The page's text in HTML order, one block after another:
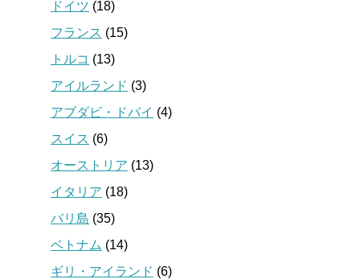
ドイツ (18)
フランス (15)
トルコ (13)
アイルランド (3)
アブダビ・ドバイ (4)
スイス (6)
オーストリア (13)
イタリア (18)
バリ島 (35)
ベトナム (14)
ギリ・アイランド (6)